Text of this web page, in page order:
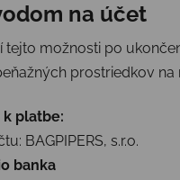
na účet
tejto možnosti po
prostriedkov na
k platbe:
BAGPIPERS, s.r.o.
banka